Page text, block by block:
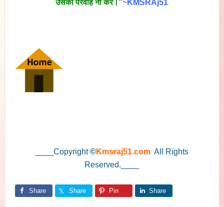
उसकी परवाह ना करें।”~KMSRAj51
____Copyright©Kmsraj51.com All Rights
Reserved.____
Share Share Pin Share